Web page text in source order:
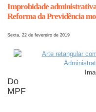
Improbidade
Reforma da Previdência
Sexta, 22 de fevereiro de 2019
Do
MPF